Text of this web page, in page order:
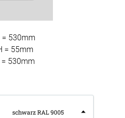
= 530mm
= 55mm
= 530mm
schwarz RAL 9005